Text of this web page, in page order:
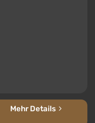
Mehr Details